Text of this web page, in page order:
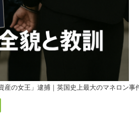
産の女王」逮捕｜英国史上最大のマネロン事